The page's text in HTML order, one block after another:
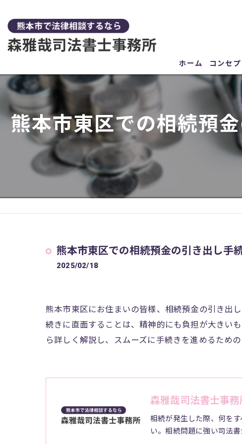
ホーム コンセプ
熊本市東区での相続預
熊本市東区での相続預金の引き出し手
2025/02/18
熊本市東区にお住まいの皆様、相続預金の引き出
続きに直面することは、精神的にも負担が大きい
ら詳しく解説し、スムーズに手続きを進めるため
森雅哉司法書士事務
相続が発生した際、何を
い。相続問題に強い司法